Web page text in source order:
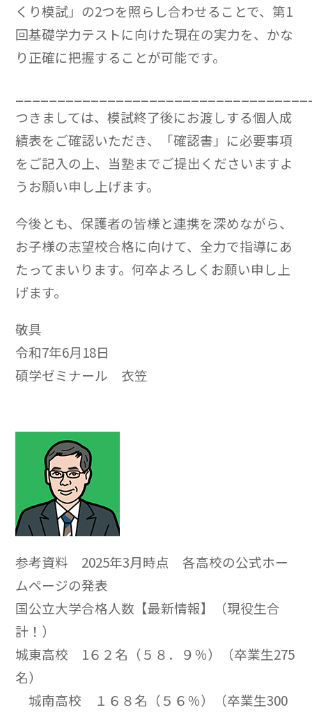
くり模試」の2つを照らし合わせることで、第1
回基礎学力テストに向けた現在の実力を、かな
り正確に把握することが可能です。
つきましては、模試終了後にお渡しする個人成
績表をご確認いただき、「確認書」に必要事項
をご記入の上、当塾までご提出くださいますよ
うお願い申し上げます。
今後とも、保護者の皆様と連携を深めながら、
お子様の志望校合格に向けて、全力で指導にあ
たってまいります。何卒よろしくお願い申し上
げます。
敬具
令和7年6月18日
碩学ゼミナール 衣笠
参考資料 2025年3月時点 各高校の公式ホー
ムページの発表
国公立大学合格人数【最新情報】（現役生合
計！）
城東高校 1６２名（５８．９％）（卒業生275
名）
城南高校 １６８名（５６％）（卒業生300